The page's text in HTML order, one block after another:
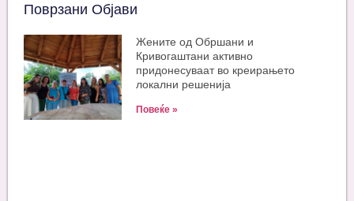
Поврзани Објави
Жените од Обршани и
Кривогаштани активно
придонесуваат во креирањето
локални решенија
Повеќе »